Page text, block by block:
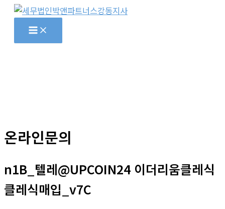
온라인문의
n1B_텔레@UPCOIN24 이더리움클레식
클레식매입_v7C